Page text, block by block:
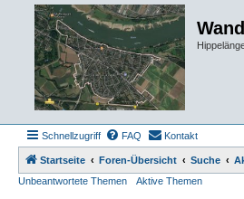
Schnellzugriff FAQ Kontakt
Startseite Foren-Übersicht Suche
Unbeantwortete Themen
Aktive Themen